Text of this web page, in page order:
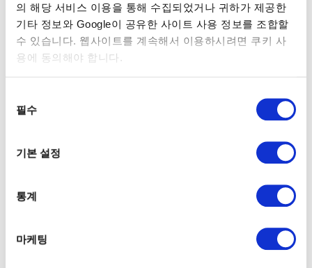
의 해당 서비스 이용을 통해 수집되었거나 귀하가 제공한
기타 정보와 Google이 공유한 사이트 사용 정보를 조합할
수 있습니다. 웹사이트를 계속해서 이용하시려면 쿠키 사
용에 동의해야 합니다.
필수
기본 설정
통계
마케팅